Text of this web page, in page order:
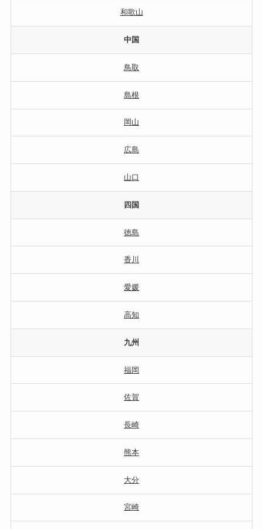
和歌山
中国
鳥取
島根
岡山
広島
山口
四国
徳島
香川
愛媛
高知
九州
福岡
佐賀
長崎
熊本
大分
宮崎